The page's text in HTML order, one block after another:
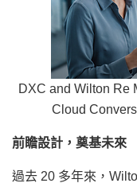
DXC and Wilton Re
Cloud
前瞻設計，奠基未來
過去 20 多年來，